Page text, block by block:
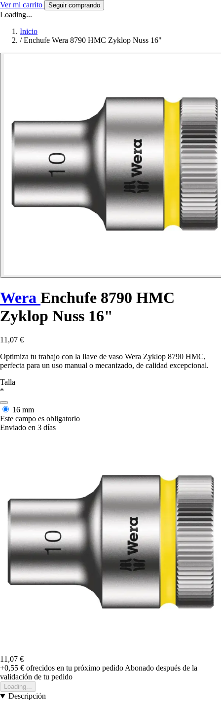
Ver mi carrito Seguir comprando
Loading...
Inicio
/ Enchufe Wera 8790 HMC Zyklop Nuss 16"
Wera Enchufe 8790 HMC
Zyklop Nuss 16"
11,07 €
Optimiza tu trabajo con la llave de vaso Wera Zyklop 8790 HMC,
perfecta para un uso manual o mecanizado, de calidad excepcional.
Talla
*
16 mm
Este campo es obligatorio
Enviado en 3 días
11,07 €
+0,55 € ofrecidos en tu próximo pedido Abonado después de la
validación de tu pedido
Loading...
Descripción